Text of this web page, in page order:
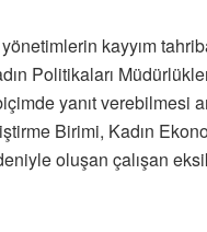
kayyım
Politikaları
yanıt
Birimi, Kadın
oluşan çalışan